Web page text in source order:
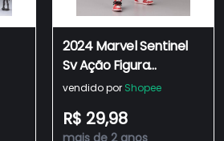
2024 Marvel Sentinel
Sv Ação Figura
Homem-Aranha Miles
Versículo Peter Anime
vendido por Shopee
R$ 29,98
mais de 2 anos